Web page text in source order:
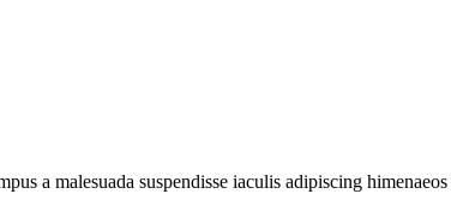
a malesuada suspendisse iaculis adipiscing